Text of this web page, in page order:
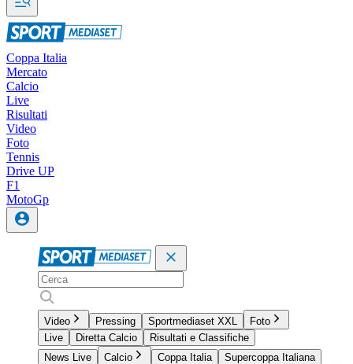
Coppa Italia
Mercato
Calcio
Live
Risultati
Video
Foto
Tennis
Drive UP
F1
MotoGp
Video Pressing Sportmediaset XXL
Foto
Live
Diretta Calcio
Risultati e Classifiche
News Live
Calcio Coppa Italia
Supercoppa Italiana